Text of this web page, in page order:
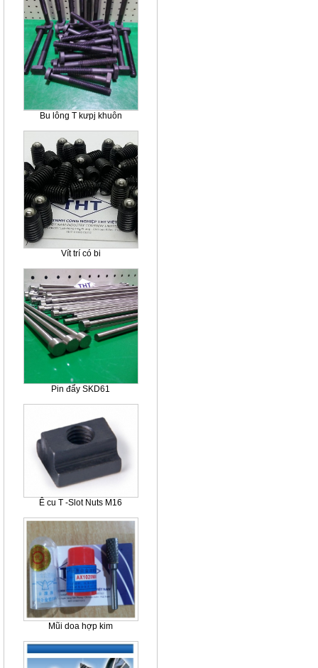
Bu lông T kưpj khuôn
Vít trí có bi
Pin đẩy SKD61
Ê cu T -Slot Nuts M16
Mũi doa hợp kim